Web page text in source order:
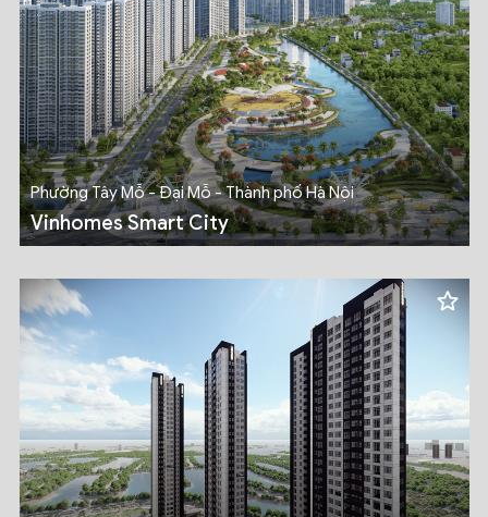
Phường Tây Mỗ - Đại Mỗ - Thành phố Hà Nội
Vinhomes Smart City